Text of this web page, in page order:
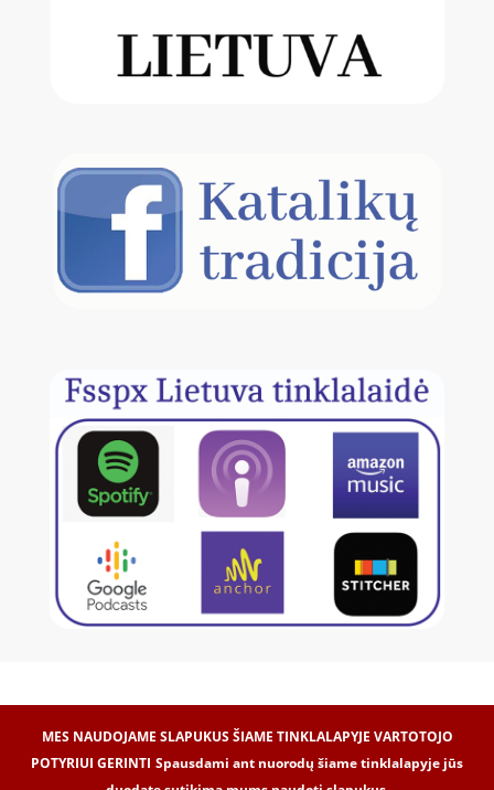
MES NAUDOJAME SLAPUKUS ŠIAME TINKLALAPYJE VARTOTOJO
POTYRIUI GERINTI Spausdami ant nuorodų šiame tinklalapyje jūs